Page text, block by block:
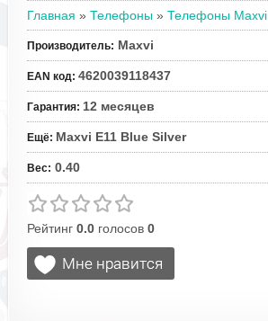
Главная » Телефоны » Телефоны Maxvi
Производитель: Maxvi
EAN код: 4620039118437
Гарантия: 12 месяцев
Ещё: Maxvi E11 Blue Silver
Вес: 0.40
Рейтинг 0.0голосов 0